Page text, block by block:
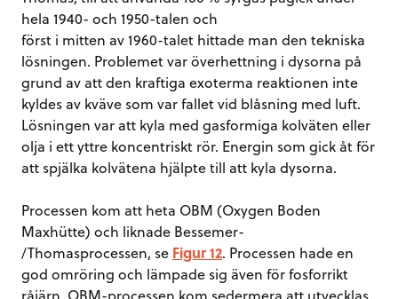
hela 1940- och 1950-talen och
först i mitten av 1960-talet hittade man den tekniska
lösningen. Problemet var överhettning i dysorna på
grund av att den kraftiga exoterma reaktionen inte
kyldes av kväve som var fallet vid blåsning med luft.
Lösningen var att kyla med gasformiga kolväten eller
olja i ett yttre koncentriskt rör. Energin som gick åt för
att spjälka kolvätena hjälpte till att kyla dysorna.
Processen kom att heta OBM (Oxygen Boden
Maxhütte) och liknade Bessemer-
/Thomasprocessen, se Figur 12. Processen hade en
god omröring och lämpade sig även för fosforrikt